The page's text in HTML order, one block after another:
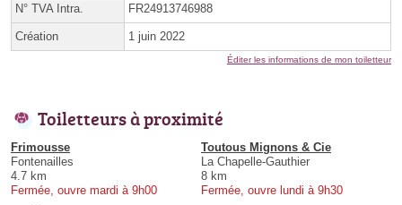
N° TVA Intra. FR24913746988
Création 1 juin 2022
Éditer les informations de mon toiletteur
Toiletteurs à proximité
Frimousse
Fontenailles
4.7 km
Fermée, ouvre mardi à 9h00
Toutous Mignons & Cie
La Chapelle-Gauthier
8 km
Fermée, ouvre lundi à 9h30